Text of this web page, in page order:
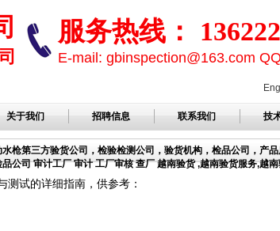
服务热线：
E-mail: gbinspection@163.com
关于我们 招聘信息 联系我们 技
水枪第三方验货公司，检验检测公司，验货机构，检品公司，产
公司 审计工厂 审计 工厂审核 查厂 越南验货 ,越南验货服务,越
，验货服务
测试的详细指南，供参考：